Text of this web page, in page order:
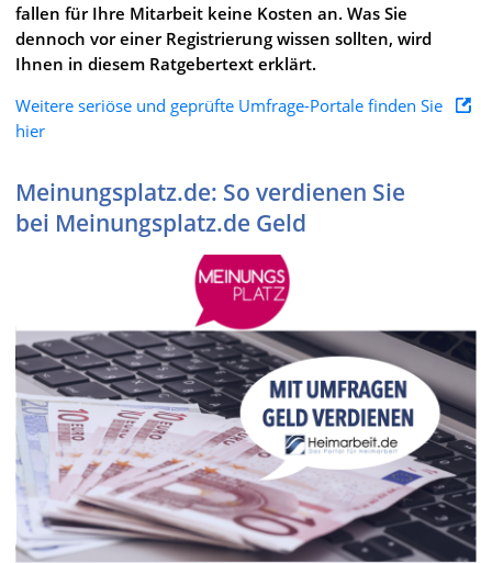
fallen für Ihre Mitarbeit keine Kosten an. Was Sie
dennoch vor einer Registrierung wissen sollten, wird
Ihnen in diesem Ratgebertext erklärt.
Weitere seriöse und geprüfte Umfrage-Portale finden Sie
hier
Meinungsplatz.de: So verdienen Sie
bei Meinungsplatz.de Geld